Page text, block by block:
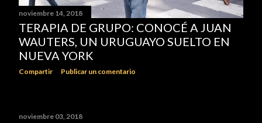
noviembre 14, 2018
TERAPIA DE GRUPO: CONOCÉ A JUAN
WAUTERS, UN URUGUAYO SUELTO EN
NUEVA YORK
Compartir Publicar un comentario
noviembre 03, 2018